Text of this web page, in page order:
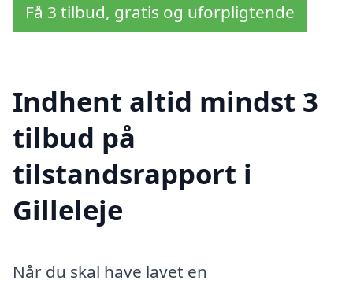
Få 3 tilbud, gratis og uforpligtende
Indhent altid mindst 3
tilbud på
tilstandsrapport i
Gilleleje
Når du skal have lavet en